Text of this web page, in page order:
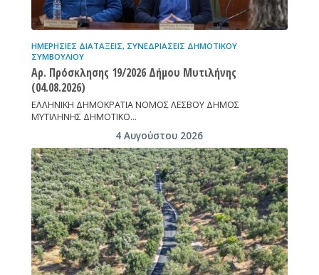
ΗΜΕΡΉΣΙΕΣ ΔΙΑΤΆΞΕΙΣ, ΣΥΝΕΔΡΙΆΣΕΙΣ ΔΗΜΟΤΙΚΟΎ
ΣΥΜΒΟΥΛΊΟΥ
Aρ. Πρόσκλησης 19/2026 Δήμου Μυτιλήνης
(04.08.2026)
ΕΛΛΗΝΙΚΗ ΔΗΜΟΚΡΑΤΙΑ ΝΟΜΟΣ ΛΕΣΒΟΥ ΔΗΜΟΣ
ΜΥΤΙΛΗΝΗΣ ΔΗΜΟΤΙΚΟ…
4 Αυγούστου 2026